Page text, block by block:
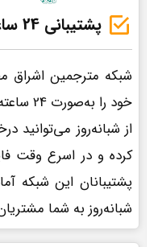
پشتیبانی 24 ساعته
شبکه مترجمین
خود را
از شبانه‌روز
کرده و در اسرع وقت
پشتیبانان این شبکه
شبانه‌روز به شما